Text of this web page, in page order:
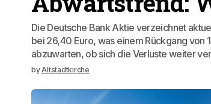
Die Deutsche Bank Aktie verzeichnet
bei 26,40 Euro, was einem Rückgang von
abzuwarten, ob sich die Verluste weiter
byAltstadtkirche